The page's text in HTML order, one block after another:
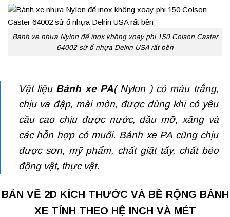
Bánh xe nhựa Nylon đế inox không xoay phi 150 Colson Caster
64002 sử ổ nhựa Delrin USA rất bền
Vật liệu Bánh xe PA( Nylon ) có màu trắng,
chịu va đập, mài mòn, được dùng khi có yêu
cầu cao chịu được nước, dầu mỡ, xăng và
các hỗn hợp có muối. Bánh xe PA cũng chịu
được sơn, mỹ phẩm, chất giặt tẩy, chất béo
động vật, thực vật.
BẢN VẼ 2D KÍCH THƯỚC VÀ BỀ RỘNG BÁNH
XE TÍNH THEO HỆ INCH VÀ MÉT